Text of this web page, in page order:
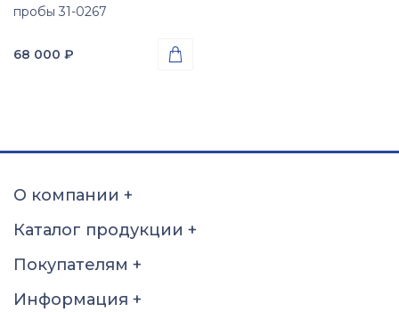
пробы 31-0267
68 000 ₽ 
17 17.5 18
18.5
19
19.5 20
21
21.5 22
О компании +
Каталог продукции +
Покупателям +
Информация +